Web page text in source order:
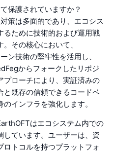
保護されていますか？
策は多面的であり、エコシス
るために技術的および運用戦
その核心において、
ン技術の堅牢性を活用し、
からフォークしたリポジ
プローチにより、実証済みの
と既存の信頼できるコードベ
インフラを強化します。
はエコシステム内での
ています。ユーザーは、資
トコルを持つプラットフォ